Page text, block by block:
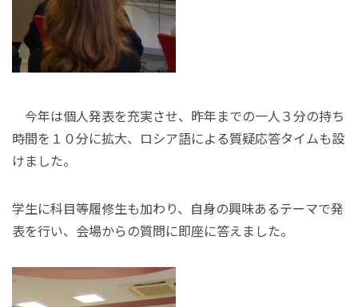
今年は個人発表を充実させ、昨年までの一人３分の持ち
時間を１０分に拡大、ロシア語による質疑応答タイムも設
けました。
学生に科目等履修生も加わり、自身の興味あるテーマで発
表を行い、会場からの質問に即座に答えました。